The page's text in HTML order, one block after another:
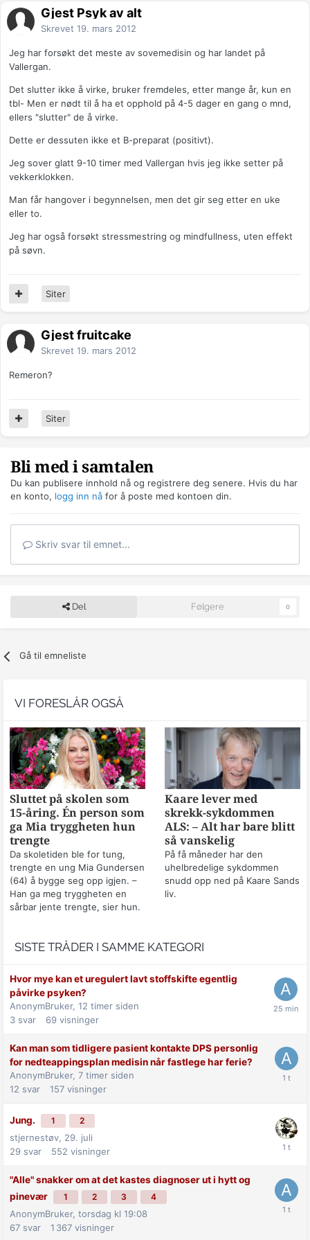
Gjest Psyk av alt
Skrevet 19. mars 2012
Jeg har forsøkt det meste av sovemedisin og har landet på
Vallergan.
Det slutter ikke å virke, bruker fremdeles, etter mange år, kun en
tbl- Men er nødt til å ha et opphold på 4-5 dager en gang o mnd,
ellers "slutter" de å virke.
Dette er dessuten ikke et B-preparat (positivt).
Jeg sover glatt 9-10 timer med Vallergan hvis jeg ikke setter på
vekkerklokken.
Man får hangover i begynnelsen, men det gir seg etter en uke
eller to.
Jeg har også forsøkt stressmestring og mindfullness, uten effekt
på søvn.
Siter
Gjest fruitcake
Skrevet 19. mars 2012
Remeron?
Siter
Bli med i samtalen
Du kan publisere innhold nå og registrere deg senere. Hvis du har
en konto, logg inn nå for å poste med kontoen din.
Skriv svar til emnet...
Del Følgere 0
Gå til emneliste
VI FORESLÅR OGSÅ
Sluttet på skolen som
15-åring. Én person som
ga Mia tryggheten hun
trengte
Da skoletiden ble for tung,
trengte en ung Mia Gundersen
(64) å bygge seg opp igjen. –
Han ga meg tryggheten en
sårbar jente trengte, sier hun.
Kaare lever med
skrekk-sykdommen
ALS: – Alt har bare blitt
så vanskelig
På få måneder har den
uhelbredelige sykdommen
snudd opp ned på Kaare Sands
liv.
SISTE TRÅDER I SAMME KATEGORI
Hvor mye kan et uregulert lavt stoffskifte egentlig
påvirke psyken?
AnonymBruker, 12 timer siden
3 svar 69 visninger
Kan man som tidligere pasient kontakte DPS personlig
for nedteappingsplan medisin når fastlege har ferie?
AnonymBruker, 7 timer siden
12 svar 157 visninger
Jung. 1 2
stjernestøv, 29. juli
29 svar 552 visninger
"Alle" snakker om at det kastes diagnoser ut i hytt og
pinevær
1 2 3 4
AnonymBruker, torsdag kl 19:08
67 svar 1 367 visninger